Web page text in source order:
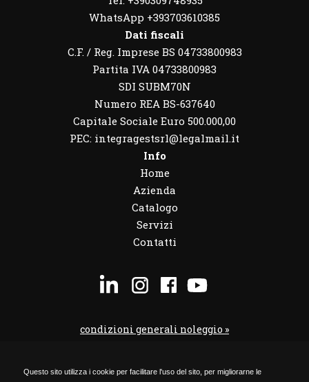
Questo sito utilizza i cookie per facilitare l'uso del sito, per migliorarne le
WhatsApp +393703610385
Dati fiscali
C.F. / Reg. Imprese BS 04733800983
Partita IVA 04733800983
SDI SUBM70N
Numero REA BS-637640
Capitale Sociale Euro 500.000,00
PEC: integragestsrl@legalmail.it
Info
Home
Azienda
Catalogo
Servizi
Contatti
condizioni generali noleggio »
codice etico »